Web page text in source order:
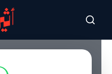
تخطى للمحتوى الرئيسي